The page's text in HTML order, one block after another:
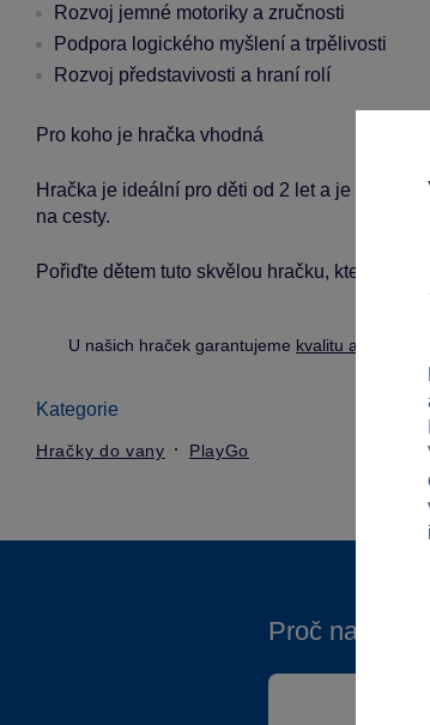
Rozvoj jemné motoriky a zručnosti
Podpora logického myšlení a trpělivosti
Rozvoj představivosti a hraní rolí
Pro koho je hračka vhodná
Hračka je ideální pro děti od 2 let a je
na cesty.
Pořiďte dětem tuto skvělou hračku, která je
U našich hraček garantujeme kvalitu a
Kategorie
Hračky do vany PlayGo
Proč